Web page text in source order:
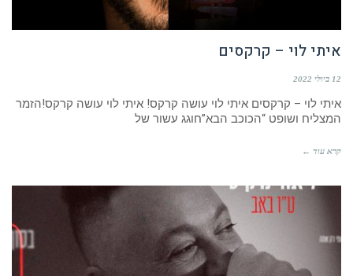
איתי לוי – קרקסים
12 ביולי 2022
איתי לוי – קרקסים איתי לוי עושה קרקס! איתי לוי עושה קרקס!הזמר
המצליח ושופט “הכוכב הבא”חוגג עשור של
קרא עוד ←